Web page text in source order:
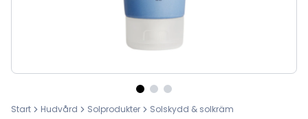
Start Hudvård Solprodukter Solskydd & solkräm